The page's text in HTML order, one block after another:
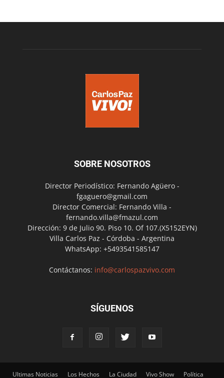
SOBRE NOSOTROS
Director Periodístico: Fernando Agüero -
fgaguero@gmail.com
Director Comercial: Fernando Villa -
fernando.villa@fmazul.com
Dirección: 9 de Julio 90. Piso 10. Of 107.(X5152EYN)
Villa Carlos Paz - Córdoba - Argentina
WhatsApp: +5493541585147
Contáctanos: info@carlospazvivo.com
SÍGUENOS
Ultimas Noticias Los Hechos La Ciudad Vivo Show Política